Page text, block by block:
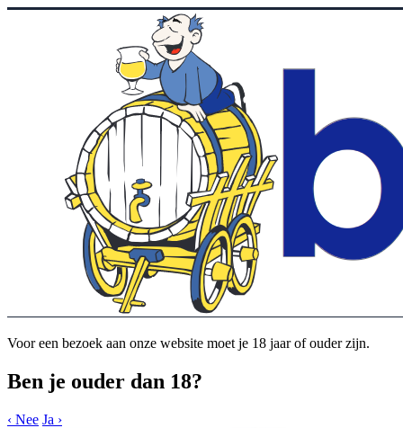
Voor een bezoek aan onze website moet je 18 jaar of ouder zijn.
Ben je ouder dan 18?
‹ Nee Ja ›